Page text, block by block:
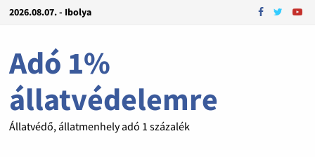
2026.08.07. - Ibolya
Adó 1%
állatvédelemre
Állatvédő, állatmenhely adó 1 százalék